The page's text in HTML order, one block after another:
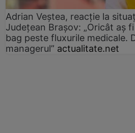
Adrian Veștea, reacție la
Județean Brașov: „Oricât aș
bag peste fluxurile medicale.
managerul” actualitate.net